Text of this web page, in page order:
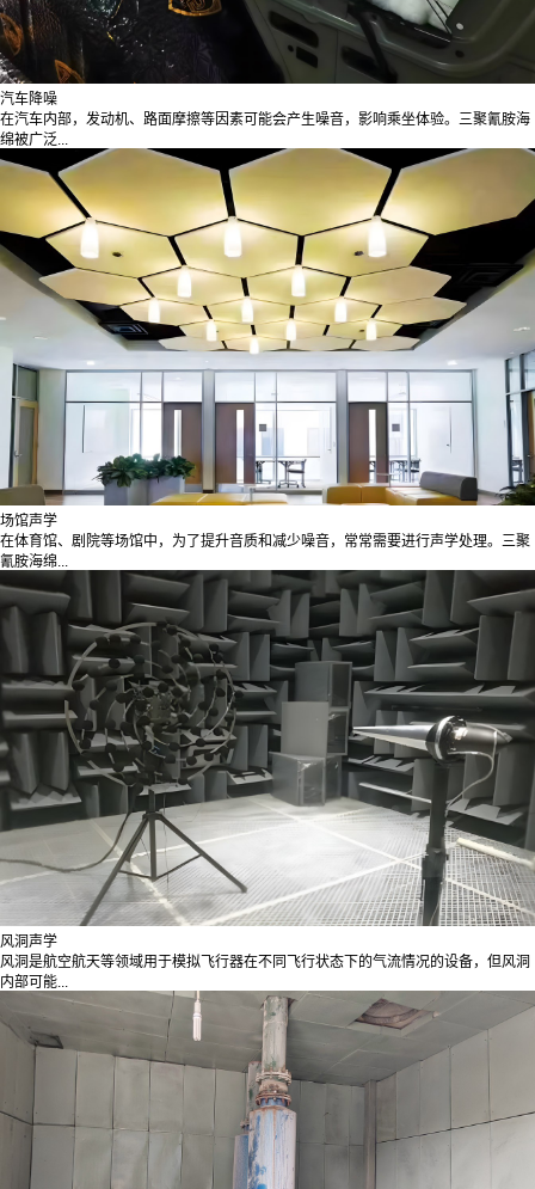
汽车降噪
在汽车内部，发动机、路面摩擦等因素可能会产生噪音，影响乘坐体验。三聚氰胺海
绵被广泛...
场馆声学
在体育馆、剧院等场馆中，为了提升音质和减少噪音，常常需要进行声学处理。三聚
氰胺海绵...
风洞声学
风洞是航空航天等领域用于模拟飞行器在不同飞行状态下的气流情况的设备，但风洞
内部可能...